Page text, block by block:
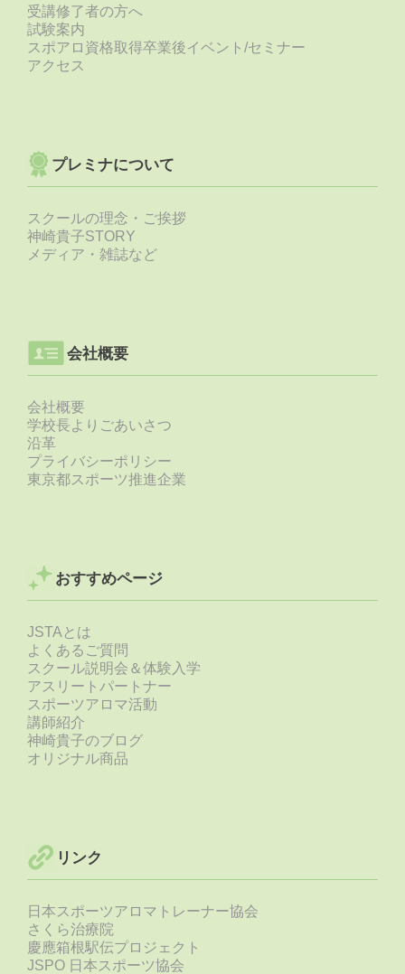
受講修了者の方へ
試験案内
スポアロ資格取得卒業後イベント/セミナー
アクセス
プレミナについて
スクールの理念・ご挨拶
神崎貴子STORY
メディア・雑誌など
会社概要
会社概要
学校長よりごあいさつ
沿革
プライバシーポリシー
東京都スポーツ推進企業
おすすめページ
JSTAとは
よくあるご質問
スクール説明会＆体験入学
アスリートパートナー
スポーツアロマ活動
講師紹介
神崎貴子のブログ
オリジナル商品
リンク
日本スポーツアロマトレーナー協会
さくら治療院
慶應箱根駅伝プロジェクト
JSPO 日本スポーツ協会